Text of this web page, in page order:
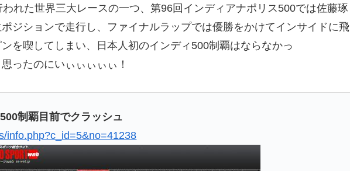
れた世界三大レースの一つ、第96回インディアナポリス500では佐藤琢
ジションで走行し、ファイナルラップでは優勝をかけてインサイドに飛
を喫してしまい、日本人初のインディ500制覇はならなかっ
ったのにいぃぃぃぃぃ！
制覇目前でクラッシュ
info.php?c_id=5&no=41238